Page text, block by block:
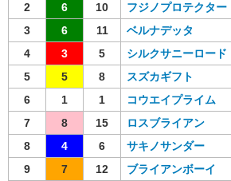
2
6 10 フジノプロテクター
3
6 11 ベルナデッタ
4
3 5 シルクサニーロード
5
5 8 スズカギフト
6
1 1 コウエイプライム
7
8 15 ロスブライアン
8
4 6 サキノサンダー
9
7 12 ブライアンボーイ